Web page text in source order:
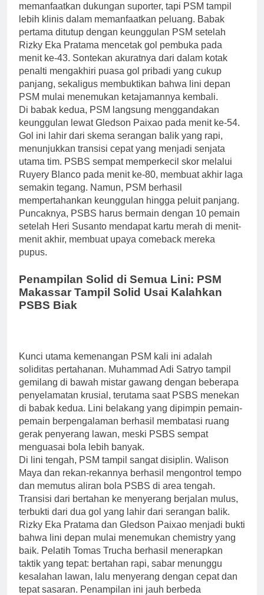
memanfaatkan dukungan suporter, tapi PSM tampil
lebih klinis dalam memanfaatkan peluang. Babak
pertama ditutup dengan keunggulan PSM setelah
Rizky Eka Pratama mencetak gol pembuka pada
menit ke-43. Sontekan akuratnya dari dalam kotak
penalti mengakhiri puasa gol pribadi yang cukup
panjang, sekaligus membuktikan bahwa lini depan
PSM mulai menemukan ketajamannya kembali.
Di babak kedua, PSM langsung menggandakan
keunggulan lewat Gledson Paixao pada menit ke-54.
Gol ini lahir dari skema serangan balik yang rapi,
menunjukkan transisi cepat yang menjadi senjata
utama tim. PSBS sempat memperkecil skor melalui
Ruyery Blanco pada menit ke-80, membuat akhir laga
semakin tegang. Namun, PSM berhasil
mempertahankan keunggulan hingga peluit panjang.
Puncaknya, PSBS harus bermain dengan 10 pemain
setelah Heri Susanto mendapat kartu merah di menit-
menit akhir, membuat upaya comeback mereka
pupus.
Penampilan Solid di Semua Lini: PSM
Makassar Tampil Solid Usai Kalahkan
PSBS Biak
Kunci utama kemenangan PSM kali ini adalah
soliditas pertahanan. Muhammad Adi Satryo tampil
gemilang di bawah mistar gawang dengan beberapa
penyelamatan krusial, terutama saat PSBS menekan
di babak kedua. Lini belakang yang dipimpin pemain-
pemain berpengalaman berhasil membatasi ruang
gerak penyerang lawan, meski PSBS sempat
menguasai bola lebih banyak.
Di lini tengah, PSM tampil sangat disiplin. Walison
Maya dan rekan-rekannya berhasil mengontrol tempo
dan memutus aliran bola PSBS di area tengah.
Transisi dari bertahan ke menyerang berjalan mulus,
terbukti dari dua gol yang lahir dari serangan balik.
Rizky Eka Pratama dan Gledson Paixao menjadi bukti
bahwa lini depan mulai menemukan chemistry yang
baik. Pelatih Tomas Trucha berhasil menerapkan
taktik yang tepat: bertahan rapi, sabar menunggu
kesalahan lawan, lalu menyerang dengan cepat dan
tepat sasaran. Penampilan ini jauh berbeda